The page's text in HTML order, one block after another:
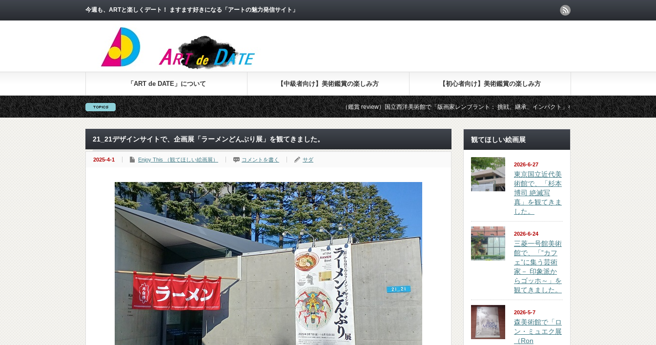
今週も、ARTと楽しくデート！ ますます好きになる「アートの魅力発信サイト」
「ART de DATE」について 【中級者向け】美術鑑賞の楽しみ方 【初心者向け】美術鑑賞の楽しみ方
（鑑賞 review）国立西洋美術館で「版画家レンブラント： 挑戦、継承、インパクト」を観てきました （鑑賞 review）東京都美術
21_21デザインサイトで、企画展「ラーメンどんぶり展」を観てきました。
2025-4-1 Enjoy This （観てほしい絵画展） コメントを書く サダ
観てほしい絵画展
2026-6-27
東京国立近代美
術館で、「杉本
博司 絶滅写
真」を観てきま
した。
2026-6-24
三菱一号館美術
館で、「”カフ
ェ”に集う芸術
家－ 印象派か
らゴッホ～」を
観てきました。
2026-5-7
森美術館で「ロ
ン・ミュエク展
（Ron